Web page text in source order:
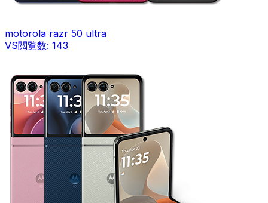
motorola razr 50 ultra
VS閲覧数: 143